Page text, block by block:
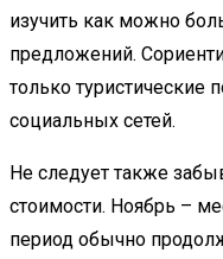
изучить как можно
предложений.
только туристические
социальных сетей.
Не следует также
стоимости. Ноябрь –
период обычно